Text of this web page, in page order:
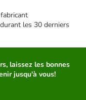
les 30 derniers
laissez les bonnes
jusqu'à vous!